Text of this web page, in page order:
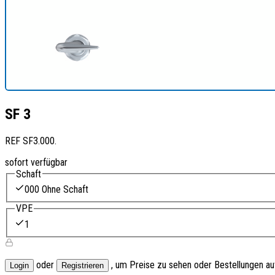
SF 3
REF SF3.000.
sofort verfügbar
Schaft
000 Ohne Schaft
VPE
1
Login oder Registrieren , um Preise zu sehen oder Bestellungen